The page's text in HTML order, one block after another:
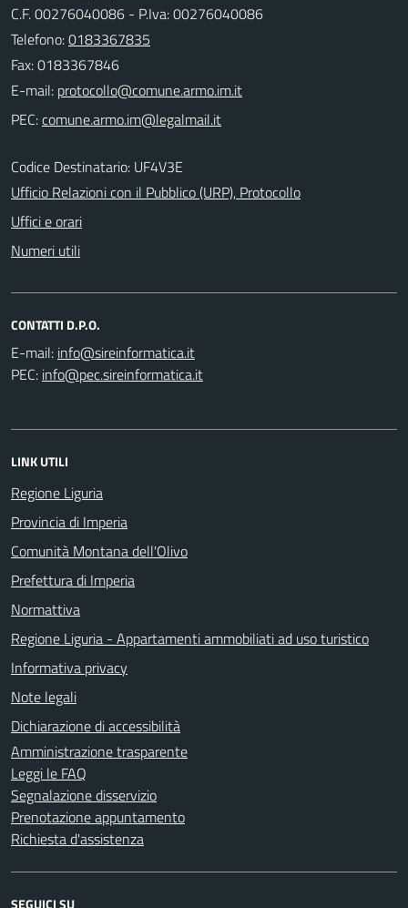
C.F. 00276040086 - P.Iva: 00276040086
Telefono:0183367835
Fax: 0183367846
E-mail:
PEC:
Codice Destinatario: UF4V3E
Ufficio Relazioni con il Pubblico (URP), Protocollo
Uffici e orari
Numeri utili
CONTATTI D.P.O.
E-mail:
PEC:
LINK UTILI
Regione Liguria
Provincia di Imperia
Comunità Montana dell'Olivo
Prefettura di Imperia
Normattiva
Regione Liguria - Appartamenti ammobiliati ad uso turistico
Informativa privacy
Note legali
Dichiarazione di accessibilità
Amministrazione trasparente
Leggi le FAQ
Segnalazione disservizio
Prenotazione appuntamento
Richiesta d'assistenza
SEGUICI SU